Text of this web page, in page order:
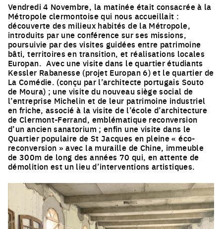
Vendredi 4 Novembre, la matinée était consacrée à la
Métropole clermontoise qui nous accueillait :
découverte des milieux habités de la Métropole,
introduits par une conférence sur ses missions,
poursuivie par des visites guidées entre patrimoine
bâti, territoires en transition, et réalisations locales
Europan. Avec une visite dans le quartier étudiants
Kessler Rabanesse (projet Europan 6) et le quartier de
La Comédie. (conçu par l’architecte portugais Souto
de Moura) ; une visite du nouveau siège social de
l’entreprise Michelin et de leur patrimoine industriel
en friche, associé à la visite de l’école d’architecture
de Clermont-Ferrand, emblématique reconversion
d’un ancien sanatorium ; enfin une visite dans le
Quartier populaire de St Jacques en pleine « éco-
reconversion » avec la muraille de Chine, immeuble
de 300m de long des années 70 qui, en attente de
démolition est un lieu d’interventions artistiques.